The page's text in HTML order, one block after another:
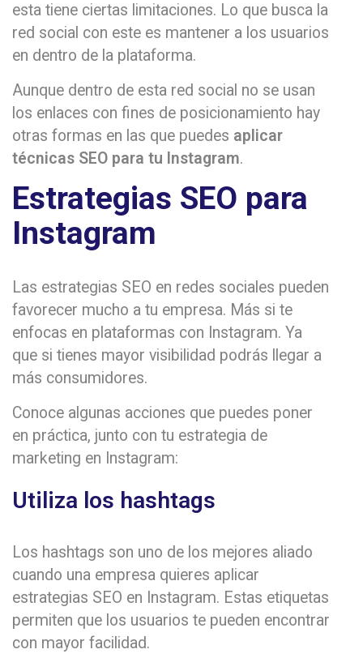
esta tiene ciertas limitaciones. Lo que busca la
red social con este es mantener a los usuarios
en dentro de la plataforma.
Aunque dentro de esta red social no se usan
los enlaces con fines de posicionamiento hay
otras formas en las que puedes aplicar
técnicas SEO para tu Instagram.
Estrategias SEO para
Instagram
Las estrategias SEO en redes sociales pueden
favorecer mucho a tu empresa. Más si te
enfocas en plataformas con Instagram. Ya
que si tienes mayor visibilidad podrás llegar a
más consumidores.
Conoce algunas acciones que puedes poner
en práctica, junto con tu estrategia de
marketing en Instagram:
Utiliza los hashtags
Los hashtags son uno de los mejores aliado
cuando una empresa quieres aplicar
estrategias SEO en Instagram. Estas etiquetas
permiten que los usuarios te pueden encontrar
con mayor facilidad.